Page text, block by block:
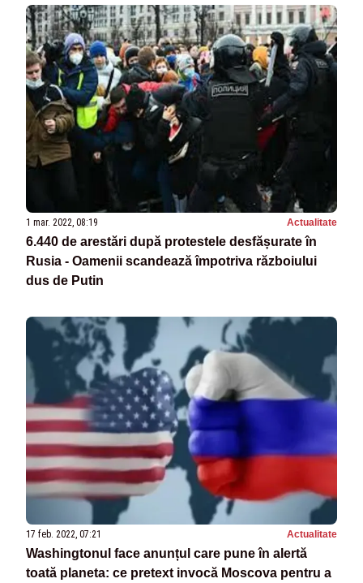
1 mar. 2022, 08:19 Actualitate
6.440 de arestări după protestele desfășurate în
Rusia - Oamenii scandează împotriva războiului
dus de Putin
17 feb. 2022, 07:21 Actualitate
Washingtonul face anunțul care pune în alertă
toată planeta: ce pretext invocă Moscova pentru a